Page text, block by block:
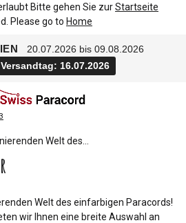
Bitte gehen Sie zurStartseite
Please go to Home
20.07.2026 bis 09.08.2026
16.07.2026
Welt des einfarbigen Paracords!
wir Ihnen eine breite Auswahl an